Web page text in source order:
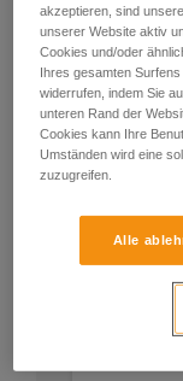
akzeptieren, sind
unserer Website aktiv
Cookies und/oder
Ihres gesamten
widerrufen, indem Sie
unteren Rand der
Cookies kann Ihre
Umständen wird eine
zuzugreifen.
Alle